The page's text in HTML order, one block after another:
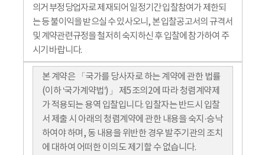
의거 부정당업자로 제재되어 일정기간 입찰참여가 제한되
는 등 불이익을 받으실 수 있사오니, 본 입찰공고서의 규격서
및 계약관련규정을 철저히 숙지하신 후 입찰에 참가하여 주
시기 바랍니다.
본 계약은 「국가를 당사자로 하는 계약에 관한 법률
(이하 ‘국가계약법’)」 제5조의2에 따라 청렴계약제
가 적용되는 용역 입찰입니다. 입찰자는 반드시 입찰
서 제출 시 아래의 청렴계약에 관한 내용을 숙지·승낙
하여야 하며, 동 내용을 위반한 경우 발주기관의 조치
에 대하여 어떠한 이의도 제기할 수 없습니다.